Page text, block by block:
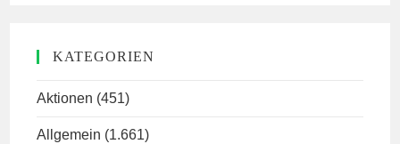
KATEGORIEN
Aktionen (451)
Allgemein (1.661)